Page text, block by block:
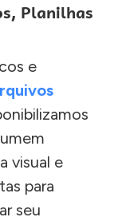
Planilhas
e
visual e
para
seu